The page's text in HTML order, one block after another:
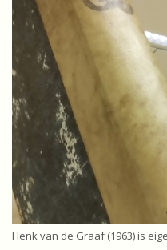
Henk van de Graaf (1963) is